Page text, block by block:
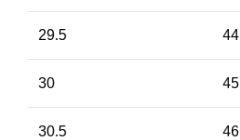
29.5 44
30 45
30.5 46